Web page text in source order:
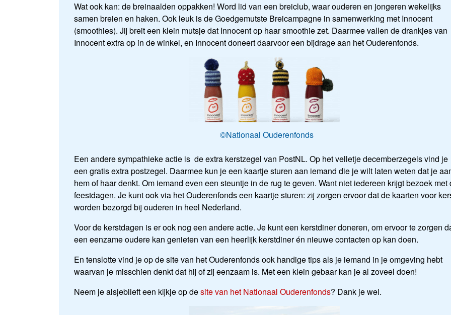
Wat ook kan: de breinaalden oppakken! Word lid van een breiclub, waar ouderen en jongeren wekelijks
samen breien en haken. Ook leuk is de Goedgemutste Breicampagne in samenwerking met Innocent
(smoothies). Jij breit een klein mutsje dat Innocent op haar smoothie zet. Daarmee vallen de drankjes van
Innocent extra op in de winkel, en Innocent doneert daarvoor een bijdrage aan het Ouderenfonds.
©Nationaal Ouderenfonds
Een andere sympathieke actie is de extra kerstzegel van PostNL. Op het velletje decemberzegels vind je
een gratis extra postzegel. Daarmee kun je een kaartje sturen aan iemand die je wilt laten weten dat je
hem of haar denkt. Om iemand even een steuntje in de rug te geven. Want niet iedereen krijgt bezoek met
feestdagen. Je kunt ook via het Ouderenfonds een kaartje sturen: zij zorgen ervoor dat de kaarten voor
worden bezorgd bij ouderen in heel Nederland.
Voor de kerstdagen is er ook nog een andere actie. Je kunt een kerstdiner doneren, om ervoor te zorgen
een eenzame oudere kan genieten van een heerlijk kerstdiner én nieuwe contacten op kan doen.
En tenslotte vind je op de site van het Ouderenfonds ook handige tips als je iemand in je omgeving hebt
waarvan je misschien denkt dat hij of zij eenzaam is. Met een klein gebaar kan je al zoveel doen!
Neem je alsjeblieft een kijkje op desite van het Nationaal Ouderenfonds? Dank je wel.